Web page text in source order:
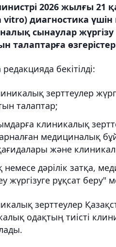
2026 жылғы 21
vitro) диагностика
сынаулар
талаптарға
бекітілді:
зерттеулер
талаптар;
клиникалық
медициналық
және
дәрілік затқа,
жүргізуге рұқсат беру"
зерттеулер
одақтың тиісті